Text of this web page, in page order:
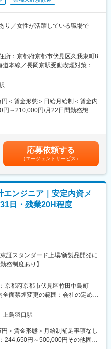
。
理職になった場合、打診可能性
喜んで頂ける
切
り／女性が活躍している職場で
ケジュール管理や様々な業務の中
す。
、複合機を使用しての複製や資料
ータ整理、電話・来客対応、郵便
、等も随時対応してください。
で時短勤務可！：
短時間勤務など、お子様を産もう
がいらっしゃる方のどちらの方に
環境です。特に、育児短時間勤務
ところがポイントで、スムースな
。
先駆的存在です。職員一人ひとり
って、まごころ医療宣言のもと地
組んでいます。
所：京都府京都市伏見区久我東町8
本線／長岡京駅受動喫煙対策：敷
の定める事業所
＜賃金形態＞日給月給制＜賃金内
～210,000円/月22日間勤務想定
■給与改定は査定により有り（能
くまでも目安の金額であり、選考
ます。月給(月額)は固定手当を含め
応募依頼する
（エージェントサービス）
エンジニア｜安定内資メ
日・残業20H程度
証スタンダード上場/新製品開発に
務制度あり】
を担当していただきます。
存製品の機能追加、保守開発
詳細設計
価、対策）
京都府京都市伏見区竹田中島町
面禁煙変更の範囲：会社の定める
上鳥羽口駅
＜賃金形態＞月給制補足事項なし
244,650円～500,000円その他固定